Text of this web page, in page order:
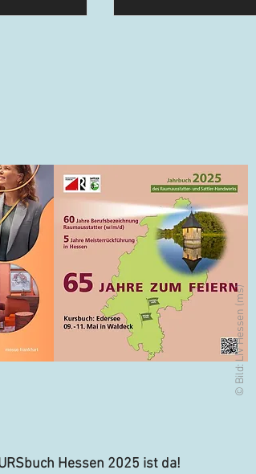
Hessen 2025 ist da!
© Bild: LIV Hessen (ms)